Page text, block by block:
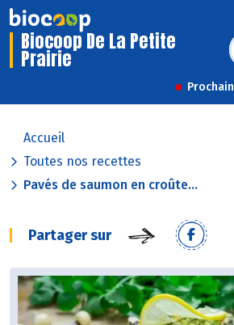
Biocoop De La Petite
Prairie
Accueil
Toutes nos recettes
Pavés de saumon en croûte...
Partager sur